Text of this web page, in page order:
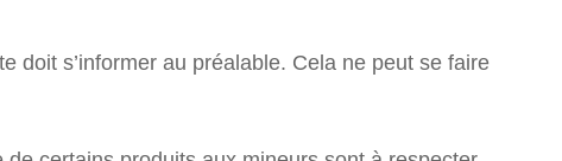
doit s’informer au préalable. Cela ne peut se faire